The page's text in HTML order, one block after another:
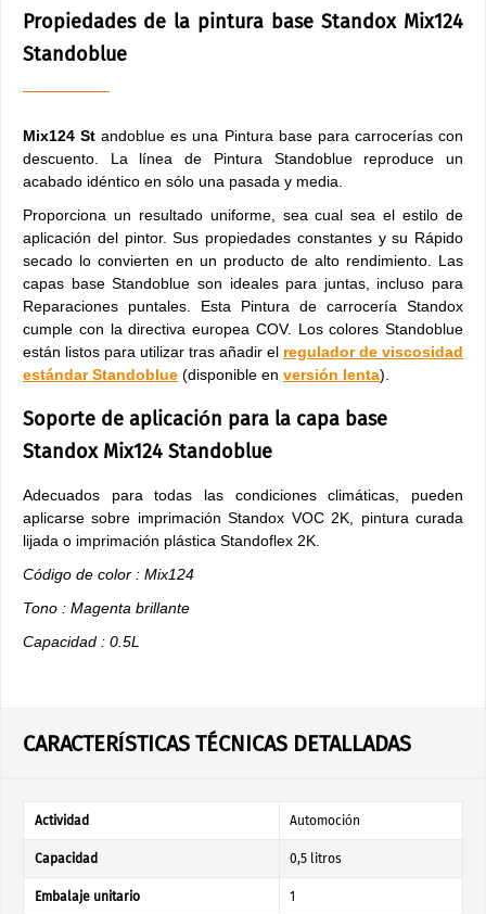
Propiedades de la pintura base Standox Mix124
Standoblue
Mix124 St andoblue es una Pintura base para carrocerías con
descuento. La línea de Pintura Standoblue reproduce un
acabado idéntico en sólo una pasada y media.
Proporciona un resultado uniforme, sea cual sea el estilo de
aplicación del pintor. Sus propiedades constantes y su Rápido
secado lo convierten en un producto de alto rendimiento. Las
capas base Standoblue son ideales para juntas, incluso para
Reparaciones puntales. Esta Pintura de carrocería Standox
cumple con la directiva europea COV. Los colores Standoblue
están listos para utilizar tras añadir el regulador de viscosidad
estándar Standoblue (disponible en versión lenta).
Soporte de aplicación para la capa base
Standox Mix124 Standoblue
Adecuados para todas las condiciones climáticas, pueden
aplicarse sobre imprimación Standox VOC 2K, pintura curada
lijada o imprimación plástica Standoflex 2K.
Código de color : Mix124
Tono : Magenta brillante
Capacidad : 0.5L
CARACTERÍSTICAS TÉCNICAS DETALLADAS
Actividad Automoción
Capacidad 0,5 litros
Embalaje unitario 1